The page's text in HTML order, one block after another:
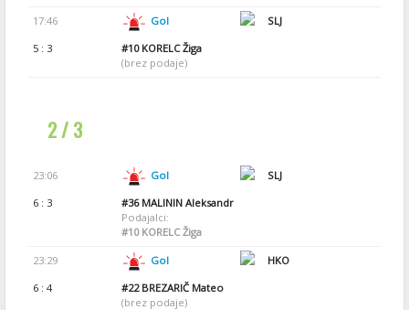
17:46 Gol
SLJ
5 : 3
#10KORELC Žiga
(brez podaje)
2 / 3
23:06 Gol
SLJ
6 : 3
#36MALININ Aleksandr
Podajalci:
#10KORELC Žiga
23:29 Gol
HKO
6 : 4
#22BREZARIČ Mateo
(brez podaje)